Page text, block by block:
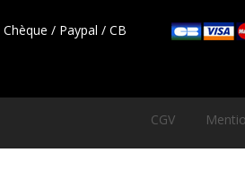
Chèque / Paypal / CB
CGV